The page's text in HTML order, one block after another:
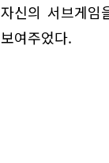
자신의 서브게
보여주었다.